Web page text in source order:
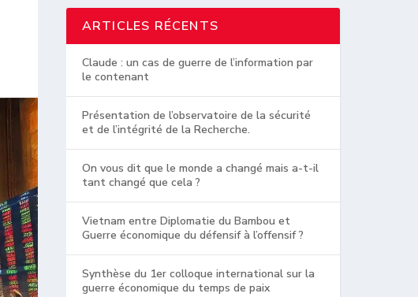
ARTICLES RÉCENTS
Claude : un cas de guerre de l’information par
le contenant
Présentation de l’observatoire de la sécurité
et de l’intégrité de la Recherche.
On vous dit que le monde a changé mais a-t-il
tant changé que cela ?
Vietnam entre Diplomatie du Bambou et
Guerre économique du défensif à l’offensif ?
Synthèse du 1er colloque international sur la
guerre économique du temps de paix